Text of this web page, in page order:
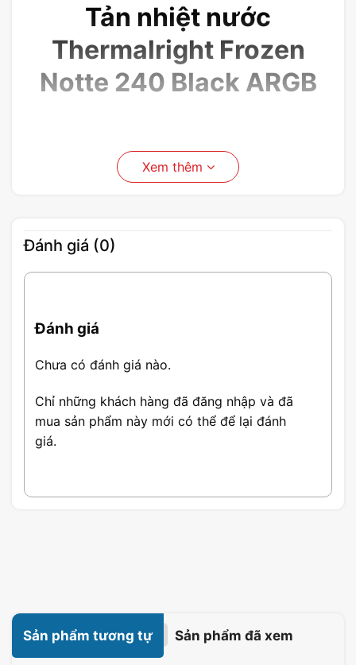
Tản nhiệt nước
Thermalright Frozen
Notte 240 Black ARGB
Xem thêm
Đánh giá (0)
Đánh giá
Chưa có đánh giá nào.
Chỉ những khách hàng đã đăng nhập và đã
mua sản phẩm này mới có thể để lại đánh
giá.
Sản phẩm tương tự Sản phẩm đã xem